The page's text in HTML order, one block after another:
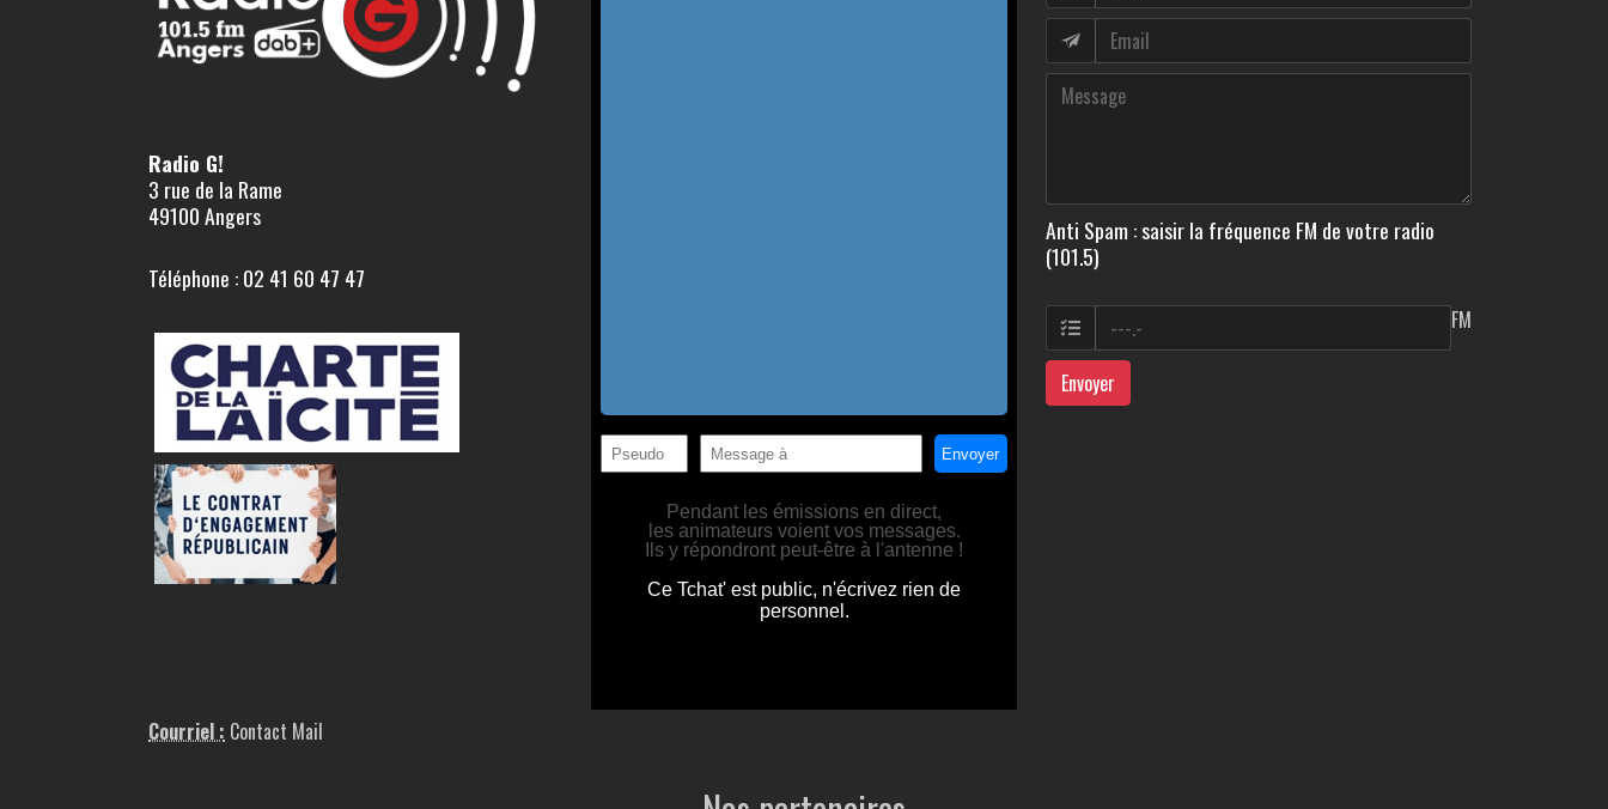
Radio G!
3 rue de la Rame
49100 Angers
Téléphone : 02 41 60 47 47
Courriel : Contact Mail
Anti Spam : saisir la fréquence FM de votre radio
(101.5)
FM
Envoyer